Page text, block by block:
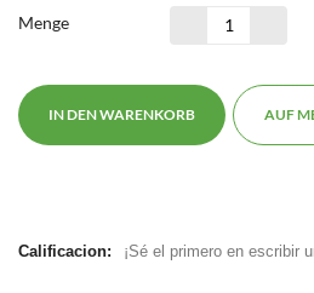
Menge
IN DEN WARENKORB AUF
Calificacion: ¡Sé el primero en escribir